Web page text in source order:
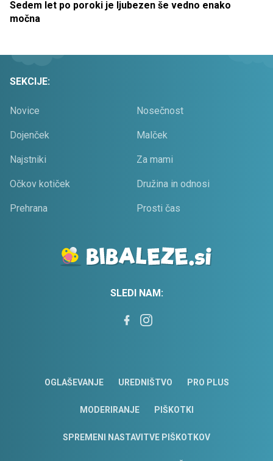
Sedem let po poroki je ljubezen še vedno enako
močna
SEKCIJE:
Novice Nosečnost
Dojenček Malček
Najstniki Za mami
Očkov kotiček Družina in odnosi
Prehrana Prosti čas
SLEDI NAM:
OGLAŠEVANJE UREDNIŠTVO PRO PLUS
MODERIRANJE PIŠKOTKI
SPREMENI NASTAVITVE PIŠKOTKOV